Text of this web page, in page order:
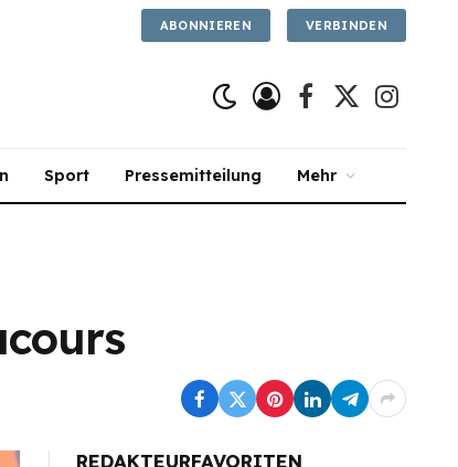
ABONNIEREN VERBINDEN
Facebook
X
Sport Pressemitteilung Mehr
REDAKTEURFAVORITEN